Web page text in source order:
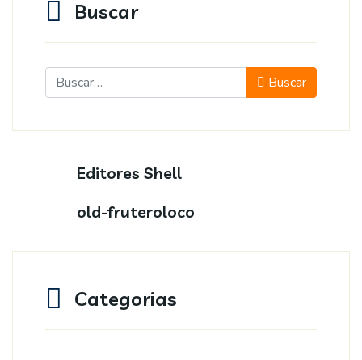
Buscar
Buscar Buscar
Editores Shell
old-fruteroloco
Categorias